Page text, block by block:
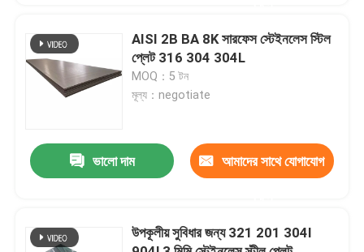
মান নিয়ন্ত্রণ
যোগাযোগ করুন
উদ্ধৃতির জন্য আবেদন
316 স্টেইনলেস স্টীল শীট
AISI 2B BA 8K সারফেস স্টেইনলেস স্টিল
প্লেট 316 304 304L
MOQ：5 টন
মূল্য：negotiate
ভালো দাম আমাদের সাথে যোগাযোগ
উপকূলীয় সুবিধার জন্য 321 201 304l